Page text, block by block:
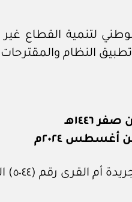
لتنمية القطاع
النظام والمقترحات
(٥٠٤٤) الصادر في ٢٤ من أغسطس ٢٠٢٤م.